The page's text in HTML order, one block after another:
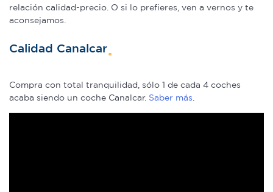
relación calidad-precio. O si lo prefieres, ven a vernos y te
aconsejamos.
Calidad Canalcar
Compra con total tranquilidad, sólo 1 de cada 4 coches
acaba siendo un coche Canalcar. Saber más.